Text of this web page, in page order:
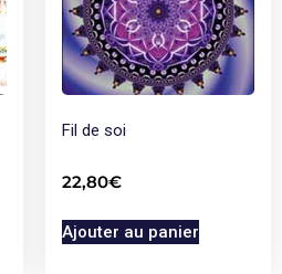
Fil de soi
22,80€
Ajouter au panier